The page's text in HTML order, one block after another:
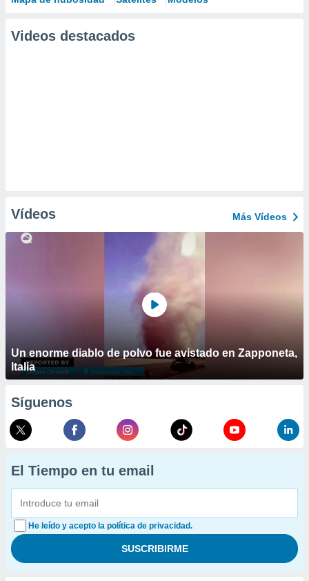
Videos destacados
Vídeos Más Vídeos
Un enorme diablo de polvo fue avistado en Zapponeta,
Italia
Síguenos
El Tiempo en tu email
He leído y acepto la política de privacidad.